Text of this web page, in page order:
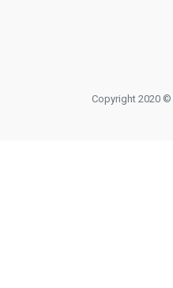
Copyright 2020 ©